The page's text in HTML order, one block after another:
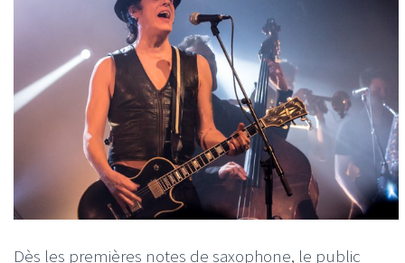
Dès les premières notes de saxophone, le public